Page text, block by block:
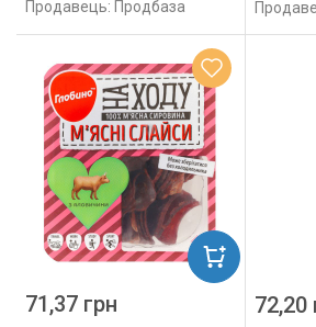
Продавець: Продбаза
71,37 грн 72,20